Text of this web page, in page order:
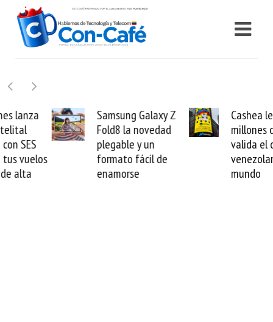
Samsung Galaxy Z
Fold8 la novedad
plegable y un
formato fácil de
Cashea levanta 100
millones de dólares y
valida el crédito del
venezolano ante el